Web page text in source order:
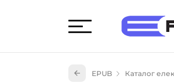
EPUB Каталог